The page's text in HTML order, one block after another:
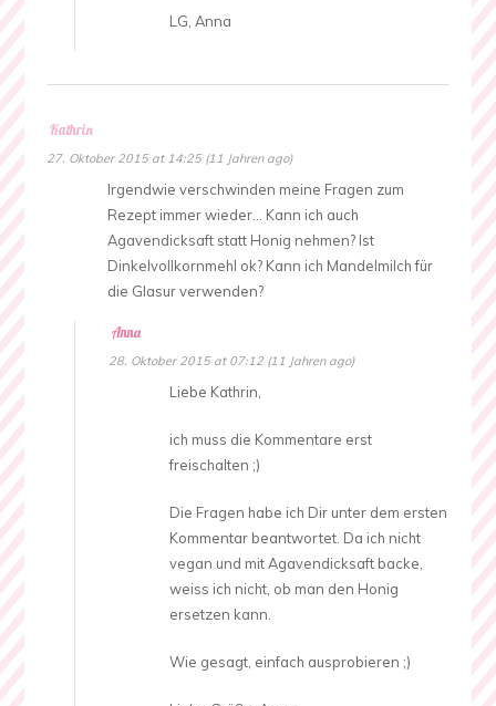
LG, Anna
Kathrin
27. Oktober 2015 at 14:25 (11 Jahren ago)
Irgendwie verschwinden meine Fragen zum
Rezept immer wieder… Kann ich auch
Agavendicksaft statt Honig nehmen? Ist
Dinkelvollkornmehl ok? Kann ich Mandelmilch für
die Glasur verwenden?
Anna
28. Oktober 2015 at 07:12 (11 Jahren ago)
Liebe Kathrin,
ich muss die Kommentare erst
freischalten ;)
Die Fragen habe ich Dir unter dem ersten
Kommentar beantwortet. Da ich nicht
vegan und mit Agavendicksaft backe,
weiss ich nicht, ob man den Honig
ersetzen kann.
Wie gesagt, einfach ausprobieren ;)